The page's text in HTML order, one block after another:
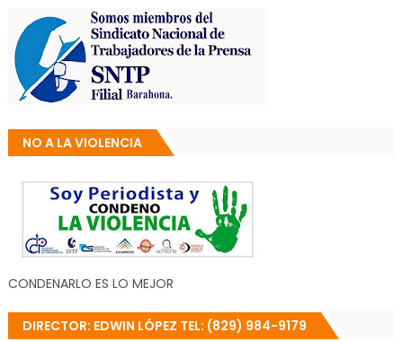
NO A LA VIOLENCIA
CONDENARLO ES LO MEJOR
DIRECTOR: EDWIN LÓPEZ TEL: (829) 984-9179